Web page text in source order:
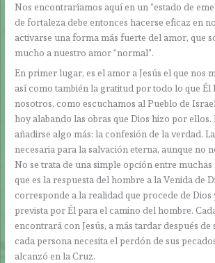
Nos encontraríamos aquí en un “estado de
de fortaleza debe entonces hacerse eficaz en
activarse una forma más fuerte del amor, que
mucho a nuestro amor “normal”.
En primer lugar, es el amor a Jesús el que nos
así como también la gratitud por todo lo que Él
nosotros, como escuchamos al Pueblo de
hoy alabando las obras que Dios hizo por ellos.
añadirse algo más: la confesión de la verdad. La
necesaria para la salvación eterna, aunque no
No se trata de una simple opción entre muchas
que es la respuesta del hombre a la Venida de
corresponde a la realidad que procede de Dios
prevista por Él para el camino del hombre.
encontrará con Jesús, a más tardar después de
cada persona necesita el perdón de sus
alcanzó en la Cruz.